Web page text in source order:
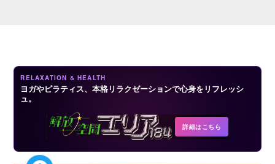
RELAXATION & HEALTH
ヨガやピラティス、本格リラクゼーションで心身をリフレッシ
ュ。
詳細はこちら